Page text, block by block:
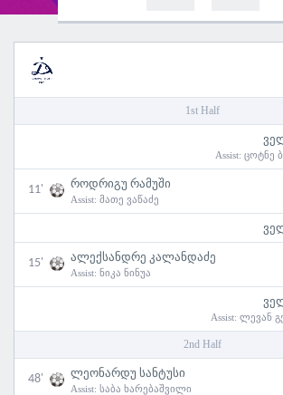
1st Half
Assist: ცოტნე
11' როდრიგუ რამუში
Assist: მათე ვაწაძე
15' ალექსანდრე კალანდაძე
Assist: ნიკა ნინუა
Assist: ლევან
2nd Half
48' ლეონარდუ სანტუსი
Assist: საბა ხარებაშვილი